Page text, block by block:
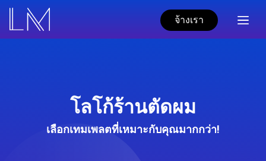
จ้างเรา
โลโก้ร้านตัดผม
เลือกเทมเพลตที่เหมาะกับคุณมากกว่า!